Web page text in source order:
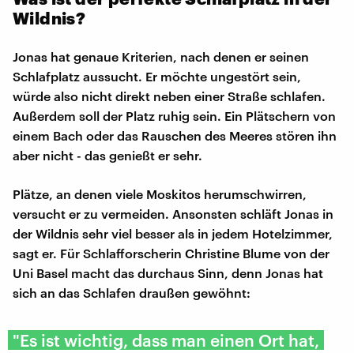
Wildnis?
Jonas hat genaue Kriterien, nach denen er seinen
Schlafplatz aussucht. Er möchte ungestört sein,
würde also nicht direkt neben einer Straße schlafen.
Außerdem soll der Platz ruhig sein. Ein Plätschern von
einem Bach oder das Rauschen des Meeres stören ihn
aber nicht - das genießt er sehr.
Plätze, an denen viele Moskitos herumschwirren,
versucht er zu vermeiden. Ansonsten schläft Jonas in
der Wildnis sehr viel besser als in jedem Hotelzimmer,
sagt er. Für Schlafforscherin Christine Blume von der
Uni Basel macht das durchaus Sinn, denn Jonas hat
sich an das Schlafen draußen gewöhnt:
"Es ist wichtig, dass man einen Ort hat,